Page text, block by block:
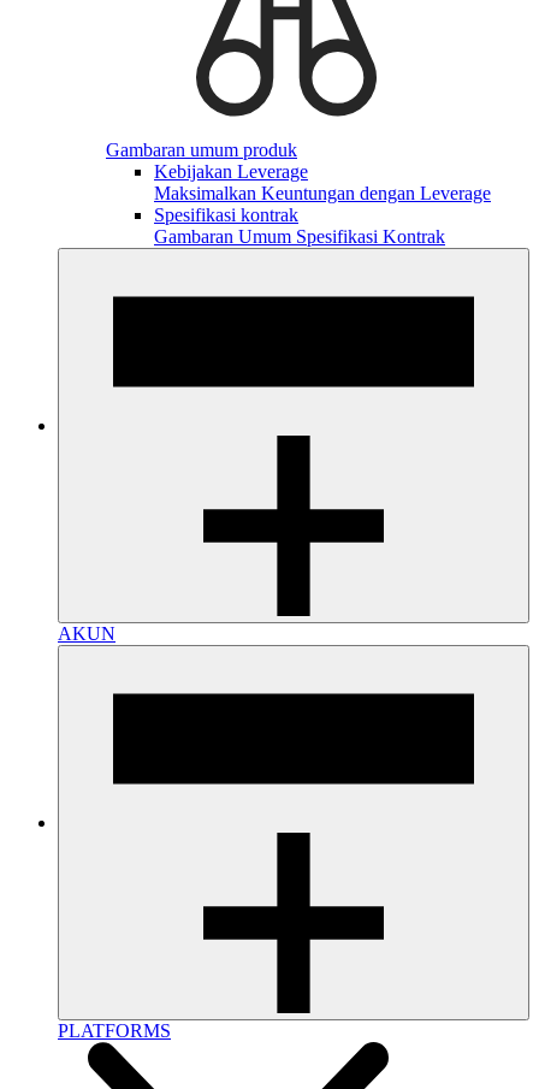
Gambaran umum produk
Kebijakan Leverage
Maksimalkan Keuntungan dengan Leverage
Spesifikasi kontrak
Gambaran Umum Spesifikasi Kontrak
AKUN
PLATFORMS